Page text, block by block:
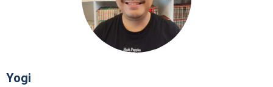
Yogi